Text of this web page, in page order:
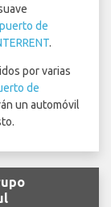
de
.
por varias
de
un automóvil